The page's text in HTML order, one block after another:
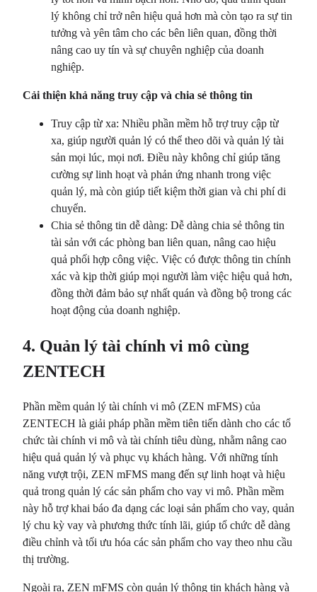
lý không chỉ trở nên hiệu quả hơn mà còn tạo ra sự tin
tưởng và yên tâm cho các bên liên quan, đồng thời
nâng cao uy tín và sự chuyên nghiệp của doanh
nghiệp.
Cải thiện khả năng truy cập và chia sẻ thông tin
Truy cập từ xa: Nhiều phần mềm hỗ trợ truy cập từ
xa, giúp người quản lý có thể theo dõi và quản lý tài
sản mọi lúc, mọi nơi. Điều này không chỉ giúp tăng
cường sự linh hoạt và phản ứng nhanh trong việc
quản lý, mà còn giúp tiết kiệm thời gian và chi phí di
chuyển.
Chia sẻ thông tin dễ dàng: Dễ dàng chia sẻ thông tin
tài sản với các phòng ban liên quan, nâng cao hiệu
quả phối hợp công việc. Việc có được thông tin chính
xác và kịp thời giúp mọi người làm việc hiệu quả hơn,
đồng thời đảm bảo sự nhất quán và đồng bộ trong các
hoạt động của doanh nghiệp.
4. Quản lý tài chính vi mô cùng
ZENTECH
Phần mềm quản lý tài chính vi mô (ZEN mFMS) của
ZENTECH là giải pháp phần mềm tiên tiến dành cho các tổ
chức tài chính vi mô và tài chính tiêu dùng, nhằm nâng cao
hiệu quả quản lý và phục vụ khách hàng. Với những tính
năng vượt trội, ZEN mFMS mang đến sự linh hoạt và hiệu
quả trong quản lý các sản phẩm cho vay vi mô. Phần mềm
này hỗ trợ khai báo đa dạng các loại sản phẩm cho vay, quản
lý chu kỳ vay và phương thức tính lãi, giúp tổ chức dễ dàng
điều chỉnh và tối ưu hóa các sản phẩm cho vay theo nhu cầu
thị trường.
Ngoài ra, ZEN mFMS còn quản lý thông tin khách hàng và